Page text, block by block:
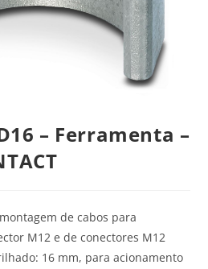
– Ferramenta –
de cabos para
M12 e de conectores M12
16 mm, para acionamento